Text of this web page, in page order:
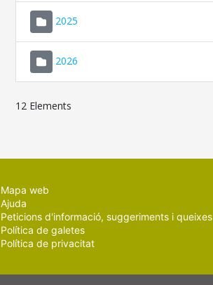
2025
2026
12 Elements
Mapa web
Ajuda
Peticions d'informació, suggeriments i queixes
Política de galetes
Política de privacitat